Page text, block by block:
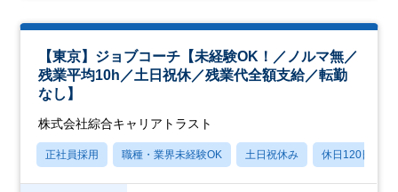
【東京】ジョブコーチ【未経験OK！／ノルマ無／
残業平均10h／土日祝休／残業代全額支給／転勤
なし】
株式会社綜合キャリアトラスト
正社員採用 職種・業界未経験OK 土日祝休み 休日120日以上